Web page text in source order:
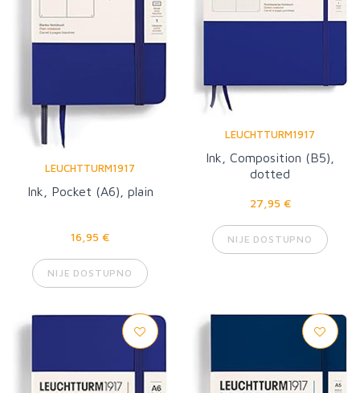
LEUCHTTURM1917
Ink, Pocket (A6), plain
16,95 €
NIJE DOSTUPNO
LEUCHTTURM1917
Ink, Composition (B5),
dotted
27,95 €
NIJE DOSTUPNO